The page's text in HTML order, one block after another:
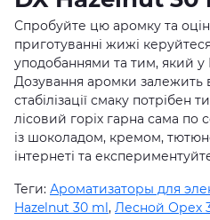
Спробуйте цю аромку та
приготуванні жижі
уподобаннями та тим, який у
Дозування аромки залежить
стабілізації смаку потрібен
лісовий горіх гарна сама по
із шоколадом, кремом,
інтернеті та
Теги: Ароматизаторы для
Hazelnut 30 ml, Лесной Орех